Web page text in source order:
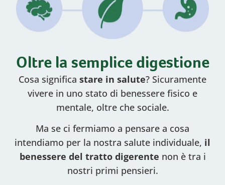
Oltre la semplice digestione
Cosa significa stare in salute? Sicuramente
vivere in uno stato di benessere fisico e
mentale, oltre che sociale.
Ma se ci fermiamo a pensare a cosa
intendiamo per la nostra salute individuale, il
benessere del tratto digerente non è tra i
nostri primi pensieri.